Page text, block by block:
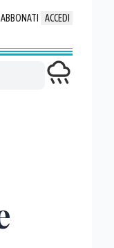
ABBONATI ACCEDI